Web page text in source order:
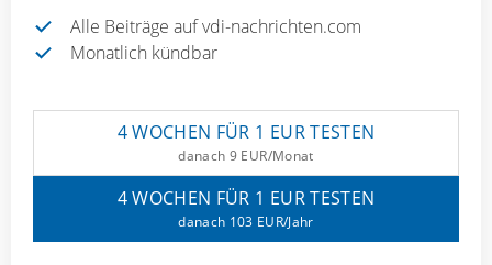
Alle Beiträge auf vdi-nachrichten.com
Monatlich kündbar
4 WOCHEN FÜR 1 EUR TESTEN
danach 9 EUR/Monat
4 WOCHEN FÜR 1 EUR TESTEN
danach 103 EUR/Jahr